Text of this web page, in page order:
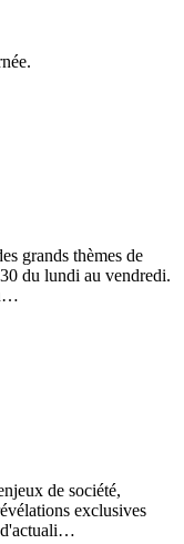
grands thèmes de
du lundi au vendredi.
…
de société,
exclusives
…